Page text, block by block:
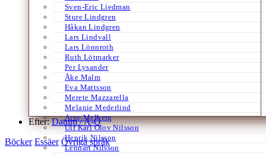
Sven-Eric Liedman
Sture Lindgren
Håkan Lindgren
Lars Lindvall
Lars Lönnroth
Ruth Lötmarker
Per Lysander
Åke Malm
Eva Mattsson
Merete Mazzarella
Melanie Mederlind
Arne Melberg
Ulf Karl Olov Nilsson
Henrik Nilsson
Lennart Nilsson
Efter:Datum /A-Ö
Böcker Essäer Övriga språk